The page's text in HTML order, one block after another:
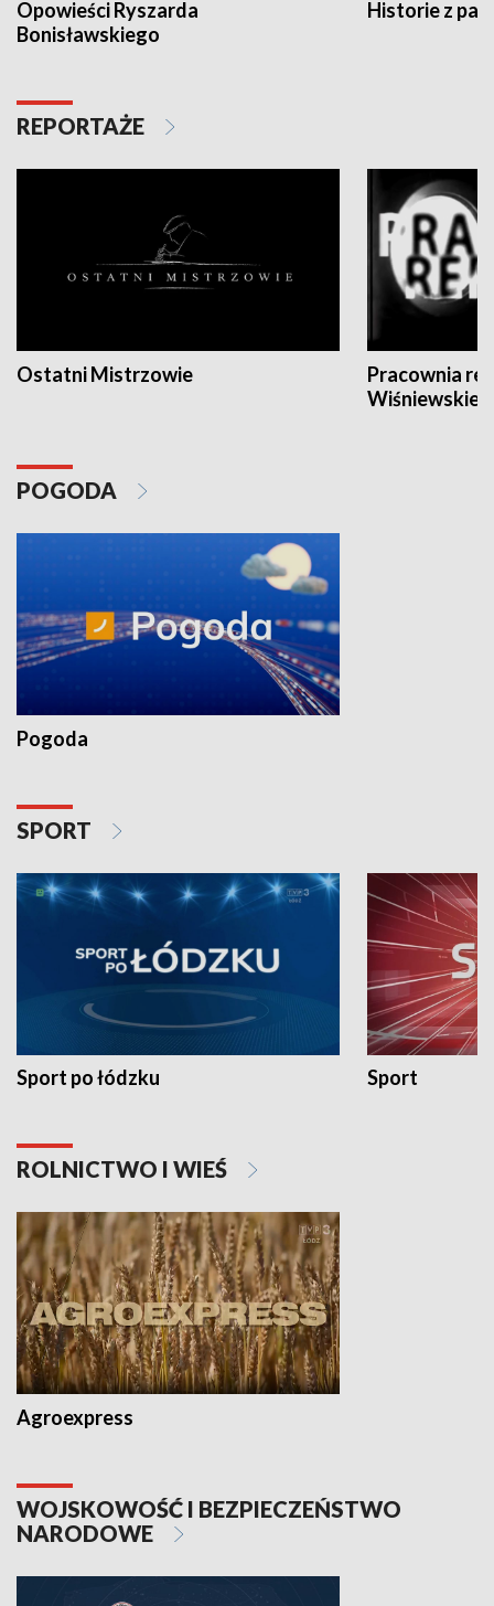
Opowieści Ryszarda
Bonisławskiego
Historie z
REPORTAŻE
Ostatni Mistrzowie
Pracownia
POGODA
Pogoda
SPORT
Sport po łódzku Sport
ROLNICTWO I WIEŚ
Agroexpress
WOJSKOWOŚĆ I BEZPIECZEŃSTWO
NARODOWE